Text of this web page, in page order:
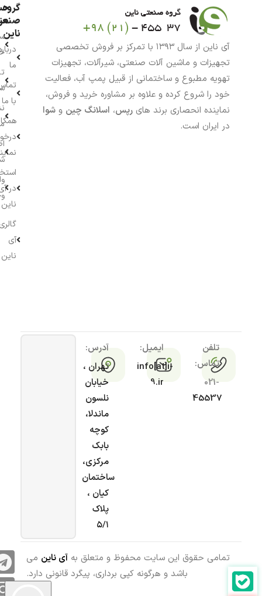
آی ناین از سال ۱۳۹۳ با تمرکز بر فروش تخصصی
تجهیزات و ماشین آلات صنعتی، شیرآلات، تجهیزات
تهویه مطبوع و ساختمانی از قبیل پمپ آب، فعالیت
خود را شروع کرده و علاوه بر مشاوره خرید و فروش،
نماینده انحصاری برند های رپس، اسلانگ چین و شوا
در ایران است.
گروه
ناین
ما
با ما
در
ناین
آی
ناین
تلفن
تماس:
021-
45537
ایمیل:
info[at]i-
9.ir
آدرس:
تهران ،
خیابان
نلسون
ماندلا،
کوچه
بابک
مرکزی،
ساختمان
کیان ،
پلاک
۵/۱
تمامی حقوق این سایت محفوظ و متعلق به آی ناین می
باشد و هرگونه کپی برداری، پیگرد قانونی دارد.